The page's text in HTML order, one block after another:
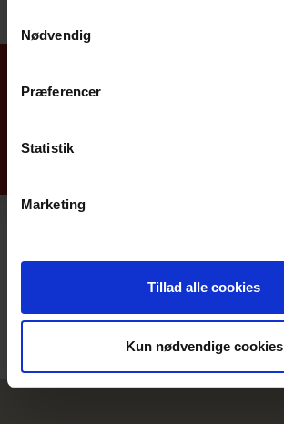
Nødvendig
Præferencer
Statistik
Marketing
Tillad alle cookies
Kun nødvendige cookies
Nyhedsarkiv
Junoparken 3, Mou, 9280 Storvorde
Kontakt-telefon: 70 27 42 12 -Kontakt os